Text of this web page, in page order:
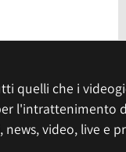
quelli che i
l'intrattenimento
video, live e